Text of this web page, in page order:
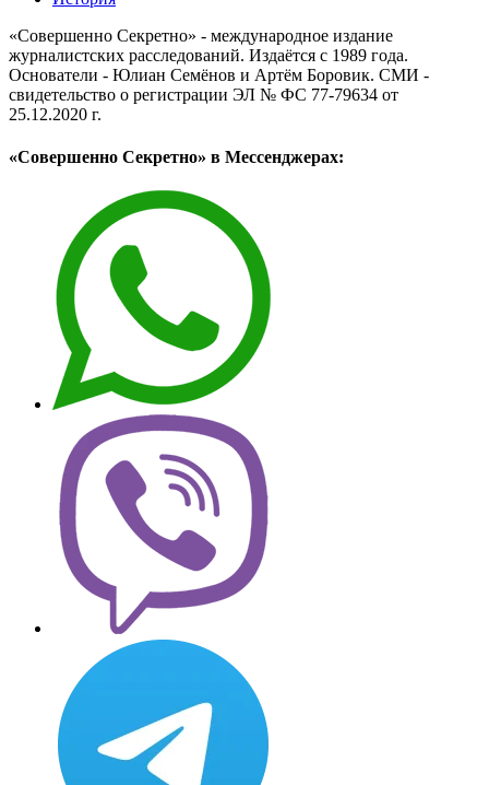
«Совершенно Секретно» - международное издание
журналистских расследований. Издаётся с 1989 года.
Основатели - Юлиан Семёнов и Артём Боровик. CМИ -
свидетельство о регистрации ЭЛ № ФС 77-79634 от
25.12.2020 г.
«Совершенно Секретно» в Мессенджерах: